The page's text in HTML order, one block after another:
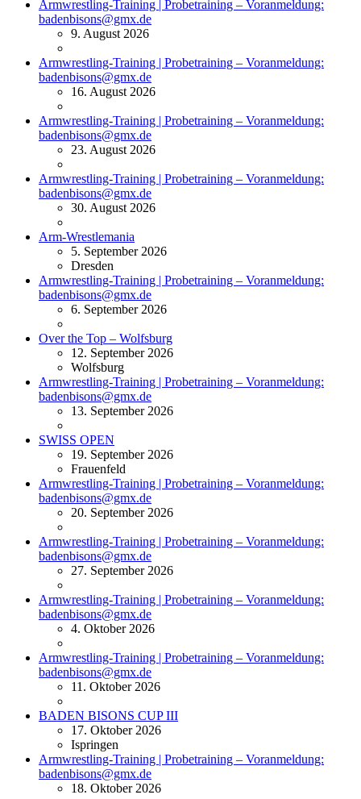
Armwrestling-Training | Probetraining – Voranmeldung:
badenbisons@gmx.de
9. August 2026
Armwrestling-Training | Probetraining – Voranmeldung:
badenbisons@gmx.de
16. August 2026
Armwrestling-Training | Probetraining – Voranmeldung:
badenbisons@gmx.de
23. August 2026
Armwrestling-Training | Probetraining – Voranmeldung:
badenbisons@gmx.de
30. August 2026
Arm-Wrestlemania
5. September 2026
Dresden
Armwrestling-Training | Probetraining – Voranmeldung:
badenbisons@gmx.de
6. September 2026
Over the Top – Wolfsburg
12. September 2026
Wolfsburg
Armwrestling-Training | Probetraining – Voranmeldung:
badenbisons@gmx.de
13. September 2026
SWISS OPEN
19. September 2026
Frauenfeld
Armwrestling-Training | Probetraining – Voranmeldung:
badenbisons@gmx.de
20. September 2026
Armwrestling-Training | Probetraining – Voranmeldung:
badenbisons@gmx.de
27. September 2026
Armwrestling-Training | Probetraining – Voranmeldung:
badenbisons@gmx.de
4. Oktober 2026
Armwrestling-Training | Probetraining – Voranmeldung:
badenbisons@gmx.de
11. Oktober 2026
BADEN BISONS CUP III
17. Oktober 2026
Ispringen
Armwrestling-Training | Probetraining – Voranmeldung:
badenbisons@gmx.de
18. Oktober 2026